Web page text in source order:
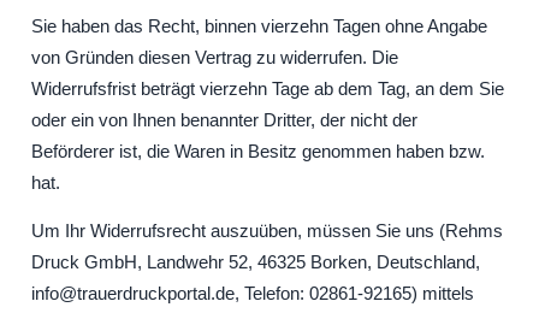
Sie haben das Recht, binnen vierzehn Tagen ohne Angabe
von Gründen diesen Vertrag zu widerrufen. Die
Widerrufsfrist beträgt vierzehn Tage ab dem Tag, an dem Sie
oder ein von Ihnen benannter Dritter, der nicht der
Beförderer ist, die Waren in Besitz genommen haben bzw.
hat.
Um Ihr Widerrufsrecht auszuüben, müssen Sie uns (Rehms
Druck GmbH, Landwehr 52, 46325 Borken, Deutschland,
info@trauerdruckportal.de, Telefon: 02861-92165) mittels